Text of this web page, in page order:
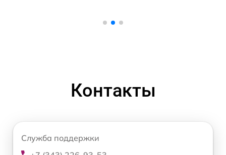
Контакты
Служба поддержки